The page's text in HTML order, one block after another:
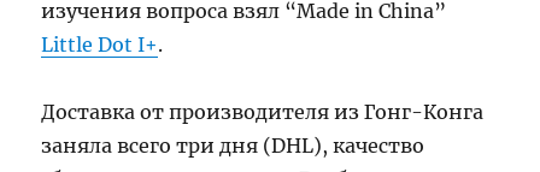
изучения вопроса взял “Made in China”
Little Dot I+.
Доставка от производителя из Гонг-Конга
заняла всего три дня (DHL), качество